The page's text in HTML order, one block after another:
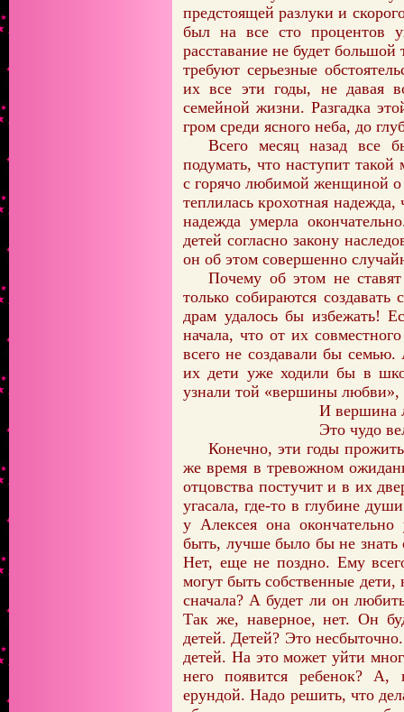
предстоящей разлуки и
был на все сто процентов
расставание не будет
требуют серьезные
их все эти годы, не давая
семейной жизни. Разгадка
гром среди ясного неба, до
Всего месяц назад все
подумать, что наступит такой
с горячо любимой женщиной о
теплилась крохотная
надежда умерла
детей согласно закону
он об этом совершенно
Почему об этом не
только собираются
драм удалось бы избежать!
начала, что от их
всего не создавали бы
их дети уже ходили бы в
узнали той «вершины любви»,
И
Это чудо
Конечно, эти годы
же время в тревожном
отцовства постучит и в их
угасала, где-то в глубине
у Алексея она
быть, лучше было бы не знать
Нет, еще не поздно. Ему
могут быть собственные
сначала? А будет ли он
Так же, наверное, нет. Он
детей. Детей? Это
детей. На это может уйти
него появится ребенок? А,
ерундой. Надо решить, что